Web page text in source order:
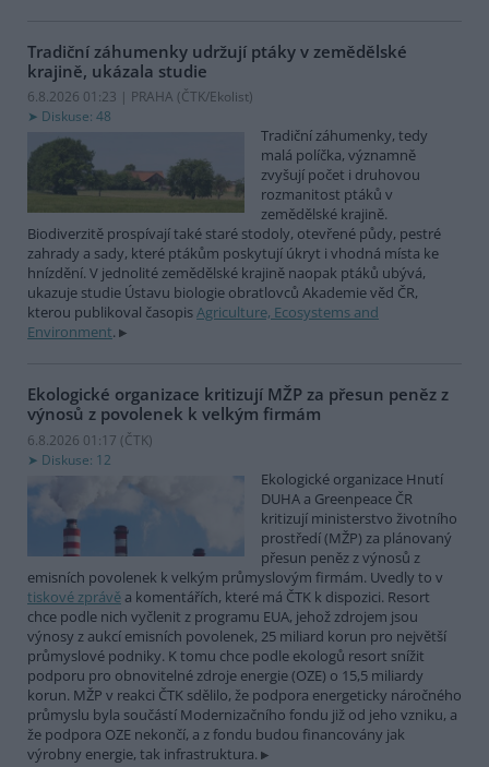
Tradiční záhumenky udržují ptáky v zemědělské
krajině, ukázala studie
6.8.2026 01:23 | PRAHA (ČTK/Ekolist)
Diskuse: 48
Tradiční záhumenky, tedy
malá políčka, významně
zvyšují počet i druhovou
rozmanitost ptáků v
zemědělské krajině.
Biodiverzitě prospívají také staré stodoly, otevřené půdy, pestré
zahrady a sady, které ptákům poskytují úkryt i vhodná místa ke
hnízdění. V jednolité zemědělské krajině naopak ptáků ubývá,
ukazuje studie Ústavu biologie obratlovců Akademie věd ČR,
kterou publikoval časopisAgriculture, Ecosystems and
Environment.
Ekologické organizace kritizují MŽP za přesun peněz z
výnosů z povolenek k velkým firmám
6.8.2026 01:17 (ČTK)
Diskuse: 12
Ekologické organizace Hnutí
DUHA a Greenpeace ČR
kritizují ministerstvo životního
prostředí (MŽP) za plánovaný
přesun peněz z výnosů z
emisních povolenek k velkým průmyslovým firmám. Uvedly to v
tiskové zprávě a komentářích, které má ČTK k dispozici. Resort
chce podle nich vyčlenit z programu EUA, jehož zdrojem jsou
výnosy z aukcí emisních povolenek, 25 miliard korun pro největší
průmyslové podniky. K tomu chce podle ekologů resort snížit
podporu pro obnovitelné zdroje energie (OZE) o 15,5 miliardy
korun. MŽP v reakci ČTK sdělilo, že podpora energeticky náročného
průmyslu byla součástí Modernizačního fondu již od jeho vzniku, a
že podpora OZE nekončí, a z fondu budou financovány jak
výrobny energie, tak infrastruktura.